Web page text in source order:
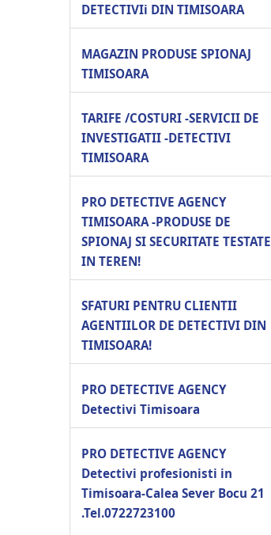
DETECTIVIi DIN TIMISOARA
MAGAZIN PRODUSE SPIONAJ
TIMISOARA
TARIFE /COSTURI -SERVICII DE
INVESTIGATII -DETECTIVI
TIMISOARA
PRO DETECTIVE AGENCY
TIMISOARA -PRODUSE DE
SPIONAJ SI SECURITATE TESTATE
IN TEREN!
SFATURI PENTRU CLIENTII
AGENTIILOR DE DETECTIVI DIN
TIMISOARA!
PRO DETECTIVE AGENCY
Detectivi Timisoara
PRO DETECTIVE AGENCY
Detectivi profesionisti in
Timisoara-Calea Sever Bocu 21
.Tel.0722723100